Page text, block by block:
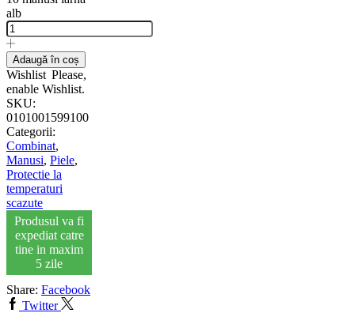
alb
Adaugă în coș
Wishlist Please,
enable Wishlist.
SKU:
0101001599100
Categorii:
Combinat,
Manusi, Piele,
Protectie la
temperaturi
scazute
Produsul va fi
expediat catre
tine in maxim
5 zile
Share: Facebook
Twitter